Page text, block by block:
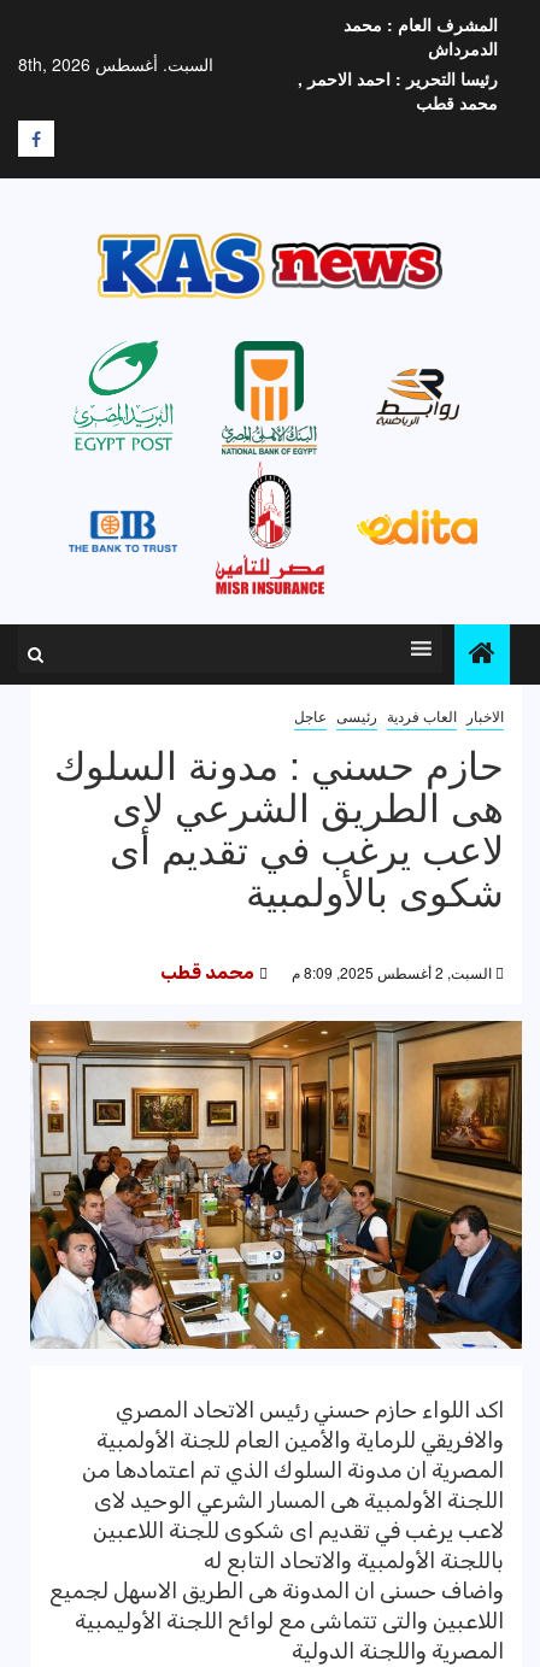
المحتوى
السبت. أغسطس 8th, 2026
المشرف العام : محمد
الدمرداش
رئيسا التحرير : احمد الاحمر ,
محمد قطب
F
الاخبار العاب فردية رئيسى عاجل
حازم حسني : مدونة السلوك
هى الطريق الشرعي لاى
لاعب يرغب في تقديم أى
شكوى بالأولمبية
السبت, 2 أغسطس 2025, 8:09 م محمد قطب
اكد اللواء حازم حسني رئيس الاتحاد المصري
والافريقي للرماية والأمين العام للجنة الأولمبية
المصرية ان مدونة السلوك الذي تم اعتمادها من
اللجنة الأولمبية هى المسار الشرعي الوحيد لاى
لاعب يرغب في تقديم اى شكوى للجنة اللاعبين
باللجنة الأولمبية والاتحاد التابع له
واضاف حسنى ان المدونة هى الطريق الاسهل لجميع
اللاعبين والتى تتماشى مع لوائح اللجنة الأوليمبية
المصرية واللجنة الدولية